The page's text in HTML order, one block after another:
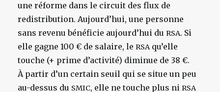
une réforme dans le circuit des flux de
redistribution. Aujourd’hui, une personne
sans revenu bénéficie aujourd’hui du RSA. Si
elle gagne 100 € de salaire, le RSAqu’elle
touche (+ prime d’activité) diminue de 38 €.
À partir d’un certain seuil qui se situe un peu
au-dessus du SMIC, elle ne touche plus ni RSA